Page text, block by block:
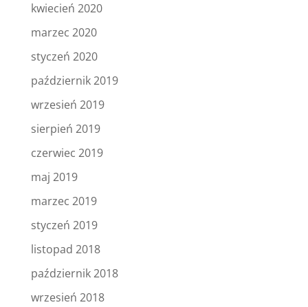
kwiecień 2020
marzec 2020
styczeń 2020
październik 2019
wrzesień 2019
sierpień 2019
czerwiec 2019
maj 2019
marzec 2019
styczeń 2019
listopad 2018
październik 2018
wrzesień 2018